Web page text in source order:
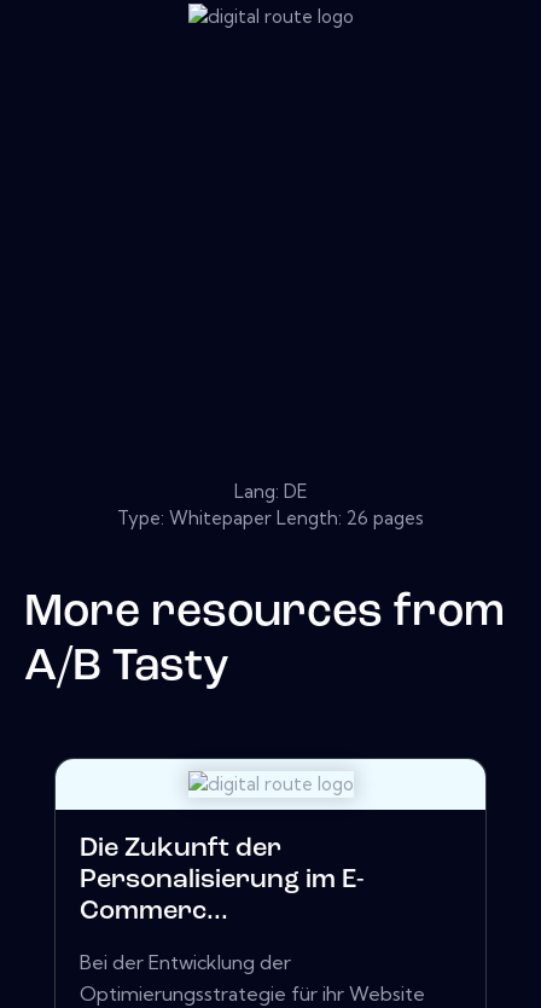
Lang: DE
Type: Whitepaper Length: 26 pages
More resources from
A/B Tasty
Die Zukunft der
Personalisierung im E-
Commerc...
Bei der Entwicklung der
Optimierungsstrategie für ihr Website